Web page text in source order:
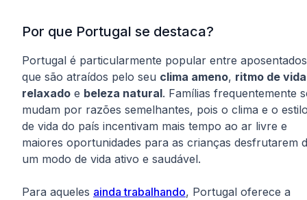
Por que Portugal se destaca?
Portugal é particularmente popular entre aposentados
que são atraídos pelo seu clima ameno, ritmo de vida
relaxado e beleza natural. Famílias frequentemente
mudam por razões semelhantes, pois o clima e o
de vida do país incentivam mais tempo ao ar livre e
maiores oportunidades para as crianças desfrutarem
um modo de vida ativo e saudável.
Para aqueles ainda trabalhando, Portugal oferece a